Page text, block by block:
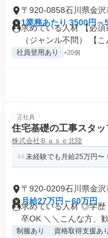
〒920-0858石川県金
1業務あたり 3500円～
分）
求めている人材 【必
（ジャンル不問） 【こ
社員登用あり +20個
正社員
住宅基礎の工事スタッ
株式会社Ｂａｓｅ北陸
未経験でも月給25万円
〒920-0209石川県金
月給27万円～60万円
求めている人材 ◎学
卒OK ＼＼こんな方、歓
制服あり 資格取得支援あり